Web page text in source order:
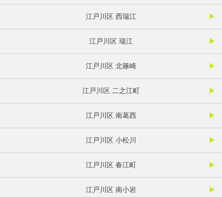
江戸川区 西瑞江
江戸川区 瑞江
江戸川区 北篠崎
江戸川区 二之江町
江戸川区 南葛西
江戸川区 小松川
江戸川区 春江町
江戸川区 南小岩